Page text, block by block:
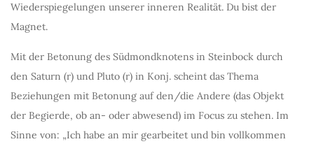
Wiederspiegelungen unserer inneren Realität. Du bist der
Magnet.
Mit der Betonung des Südmondknotens in Steinbock durch
den Saturn (r) und Pluto (r) in Konj. scheint das Thema
Beziehungen mit Betonung auf den/die Andere (das Objekt
der Begierde, ob an- oder abwesend) im Focus zu stehen. Im
Sinne von: „Ich habe an mir gearbeitet und bin vollkommen